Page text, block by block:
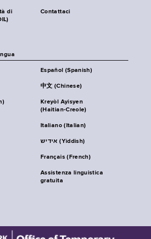
di
Contattaci
Español (Spanish)
中文 (Chinese)
Kreyòl Ayisyen
(Haitian-Creole)
Italiano (Italian)
אידיש (Yiddish)
Français (French)
Assistenza linguistica
gratuita